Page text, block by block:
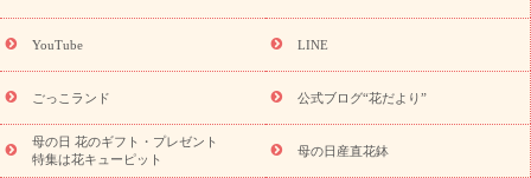
9月の誕生花(リンドウ)
ら探す
お祝いの花特集 当日配達特急便 お祝い商品一覧
念日
結婚祝い 出産祝い 退院祝い・快気祝い
寿祝い
プチギフト ペットのお祝いフラワー
YouTube LINE
ごっこランド 公式ブログ“花だより”
母の日 花のギフト・プレゼント
特集は花キューピット
母の日産直花鉢